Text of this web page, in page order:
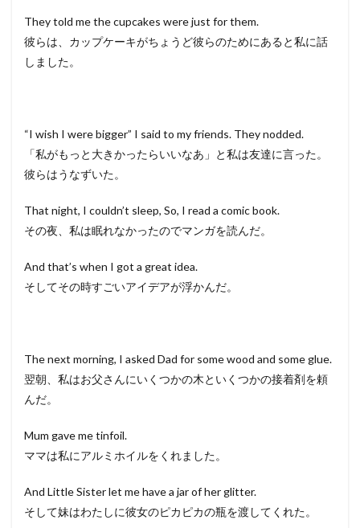
They told me the cupcakes were just for them.
彼らは、カップケーキがちょうど彼らのためにあると私に話
しました。
“I wish I were bigger” I said to my friends. They nodded.
「私がもっと大きかったらいいなあ」と私は友達に言った。
彼らはうなずいた。
That night, I couldn’t sleep, So, I read a comic book.
その夜、私は眠れなかったのでマンガを読んだ。
And that’s when I got a great idea.
そしてその時すごいアイデアが浮かんだ。
The next morning, I asked Dad for some wood and some glue.
翌朝、私はお父さんにいくつかの木といくつかの接着剤を頼
んだ。
Mum gave me tinfoil.
ママは私にアルミホイルをくれました。
And Little Sister let me have a jar of her glitter.
そして妹はわたしに彼女のピカピカの瓶を渡してくれた。